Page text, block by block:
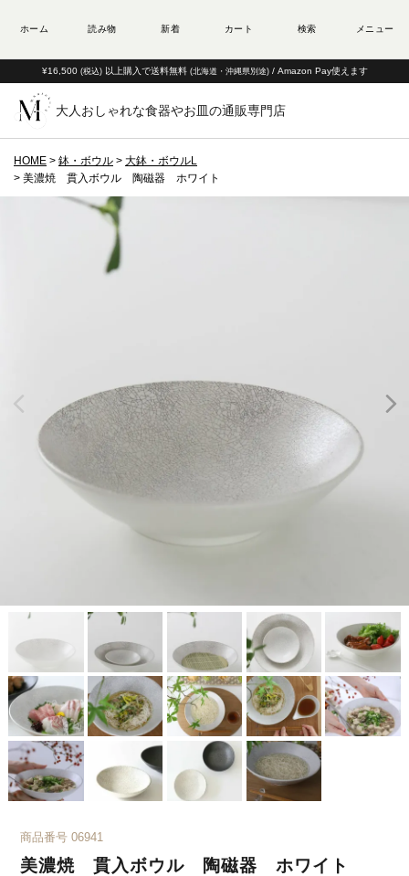
¥16,500 (税込) 以上購入で送料無料 (北海道・沖縄県別途) / Amazon Pay使えます
大人おしゃれな食器やお皿の通販専門店
HOME 鉢・ボウル
大鉢・ボウルL
美濃焼 貫入ボウル 陶磁器 ホワイト
商品番号 06941
美濃焼 貫入ボウル 陶磁器 ホワイト